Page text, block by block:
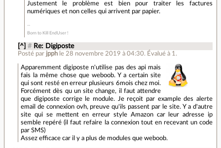
Justement le problème est bien pour traiter les factures
numériques et non celles qui arrivent par papier.
Born to Kill EndUser !
[^] # Re: Digiposte
Posté par jpph le 28 novembre 2019 à 04:30. Évalué à 1 .
Apparemment digiposte n'utilise pas des api mais
fais la même chose que weboob. Y a certain site
qui sont resté en erreur plusieurs 6mois chez moi.
Forcément dès qu un site change, il faut attendre
que digiposte corrige le module. Je reçoit par example des alerte
email de connexion ovh, preuve qu'ils passent par le site. Y a d'autre
site qui se mettent en erreur style Amazon car leur adresse ip
semble repéré (il faut refaire la connexion tout en recevant un code
par SMS)
Assez efficace car il y a plus de modules que weboob.